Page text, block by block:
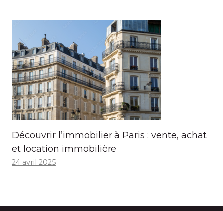
Découvrir l’immobilier à Paris : vente, achat
et location immobilière
24 avril 2025